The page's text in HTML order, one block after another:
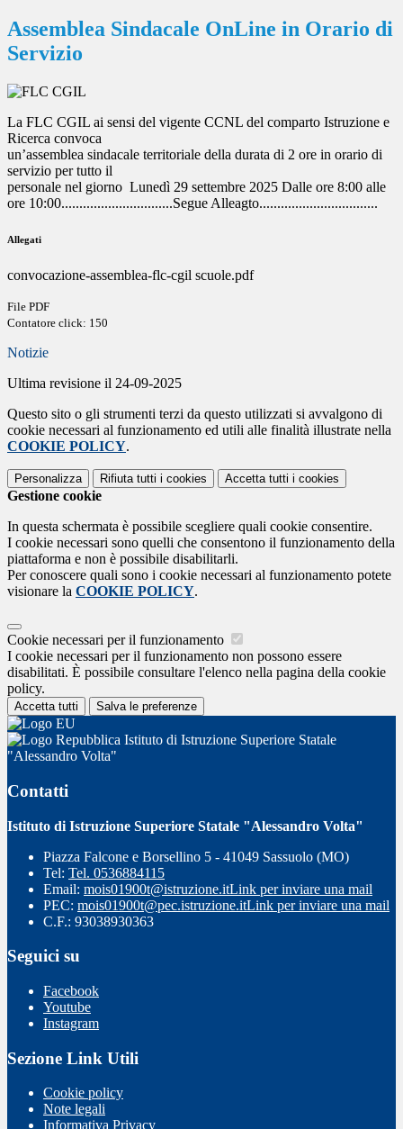
Assemblea Sindacale OnLine in Orario di
Servizio
La FLC CGIL ai sensi del vigente CCNL del comparto Istruzione e
Ricerca convoca
un’assemblea sindacale territoriale della durata di 2 ore in orario di
servizio per tutto il
personale nel giorno Lunedì 29 settembre 2025 Dalle ore 8:00 alle
ore 10:00...............................Segue Alleagto.................................
Allegati
convocazione-assemblea-flc-cgil scuole.pdf
File PDF
Contatore click: 150
Notizie
Ultima revisione il 24-09-2025
Questo sito o gli strumenti terzi da questo utilizzati si avvalgono di
cookie necessari al funzionamento ed utili alle finalità illustrate nella
COOKIE POLICY.
Personalizza Rifiuta tutti i cookies Accetta tutti i cookies
Gestione cookie
In questa schermata è possibile scegliere quali cookie consentire.
I cookie necessari sono quelli che consentono il funzionamento della
piattaforma e non è possibile disabilitarli.
Per conoscere quali sono i cookie necessari al funzionamento potete
visionare la COOKIE POLICY.
Cookie necessari per il funzionamento
I cookie necessari per il funzionamento non possono essere
disabilitati. È possibile consultare l'elenco nella pagina della cookie
policy.
Accetta tutti Salva le preferenze
Istituto di Istruzione Superiore Statale
"Alessandro Volta"
Contatti
Istituto di Istruzione Superiore Statale "Alessandro Volta"
Piazza Falcone e Borsellino 5 - 41049 Sassuolo (MO)
Tel: Tel. 0536884115
Email: mois01900t@istruzione.itLink per inviare una mail
PEC: mois01900t@pec.istruzione.itLink per inviare una mail
C.F.: 93038930363
Seguici su
Facebook
Youtube
Instagram
Sezione Link Utili
Cookie policy
Note legali
Informativa Privacy